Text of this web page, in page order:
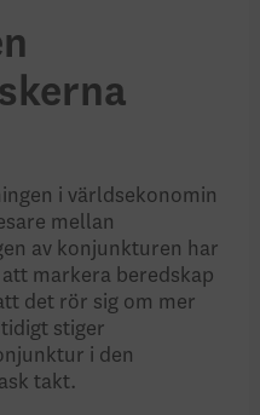
i världsekonomin
mellan
av konjunkturen har
markera beredskap
det rör sig om mer
stiger
i den
takt.